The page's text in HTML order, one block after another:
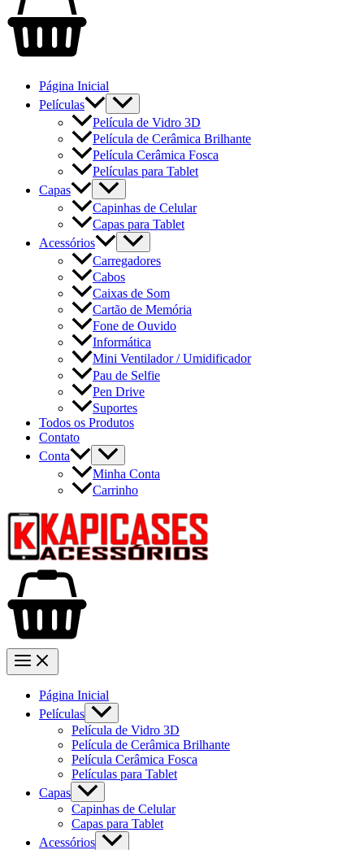
Página Inicial
Películas
Película de Vidro 3D
Película de Cerâmica Brilhante
Película Cerâmica Fosca
Películas para Tablet
Capas
Capinhas de Celular
Capas para Tablet
Acessórios
Carregadores
Cabos
Caixas de Som
Cartão de Memória
Fone de Ouvido
Informática
Mini Ventilador / Umidificador
Pau de Selfie
Pen Drive
Suportes
Todos os Produtos
Contato
Conta
Minha Conta
Carrinho
Página Inicial
Películas
Película de Vidro 3D
Película de Cerâmica Brilhante
Película Cerâmica Fosca
Películas para Tablet
Capas
Capinhas de Celular
Capas para Tablet
Acessórios